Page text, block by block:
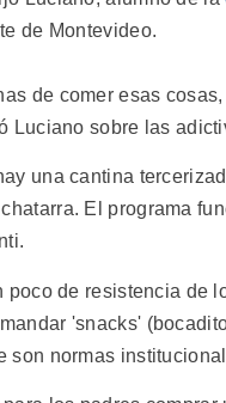
de Montevideo.
de comer esas
Luciano sobre las
una cantina
El programa
de resistencia de
'snacks'
son normas